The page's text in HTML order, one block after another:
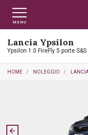
MENU
Lancia Ypsilon
HOME NOLEGGIO
NLT PRIVATI
NLT USATO PRIVATI
NLT NUOVO